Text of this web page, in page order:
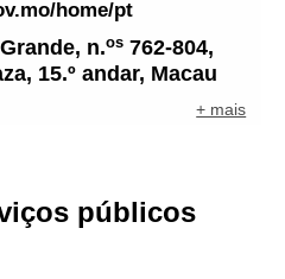
home/pt
n.os 762-804,
15.º andar, Macau
+ mais
públicos